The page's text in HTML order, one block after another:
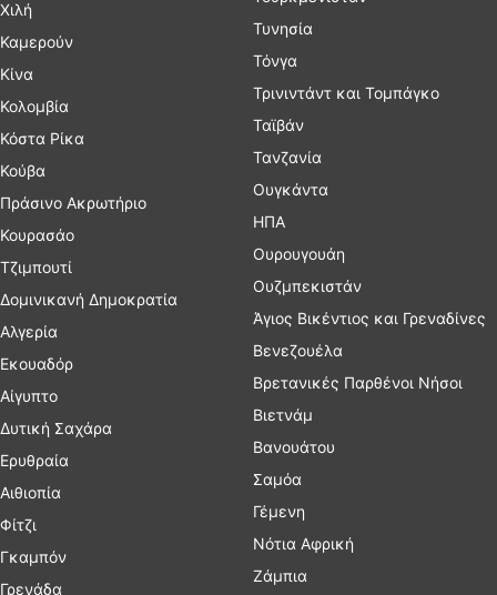
Χιλή
Καμερούν
Κίνα
Κολομβία
Κόστα Ρίκα
Κούβα
Πράσινο Ακρωτήριο
Κουρασάο
Τζιμπουτί
Δομινικανή Δημοκρατία
Αλγερία
Εκουαδόρ
Αίγυπτο
Δυτική Σαχάρα
Ερυθραία
Αιθιοπία
Φίτζι
Γκαμπόν
Γρενάδα
Τυνησία
Τόνγα
Τρινιντάντ και Τομπάγκο
Ταϊβάν
Τανζανία
Ουγκάντα
ΗΠΑ
Ουρουγουάη
Ουζμπεκιστάν
Άγιος Βικέντιος και Γρεναδίνες
Βενεζουέλα
Βρετανικές Παρθένοι Νήσοι
Βιετνάμ
Βανουάτου
Σαμόα
Γέμενη
Νότια Αφρική
Ζάμπια